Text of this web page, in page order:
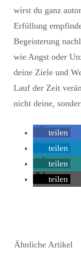
wirst du ganz
Erfüllung
Begeisterung
wie Angst oder
deine Ziele und
Lauf der Zeit
nicht deine,
teilen
teilen
teilen
teilen
Ähnliche Artikel